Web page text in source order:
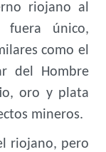
riojano al
único,
como el
del Hombre
oro y plata
mineros.
riojano, pero